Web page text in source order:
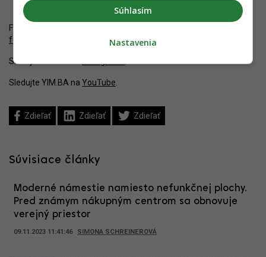
Fotografie z 17.4.2024. Pozrite si úravy verejných priestorov vo
fotoalbumoch
Sledujte YIM.BA na
Sledujte YIM.BA na YouTube
Zdieľať Zdieľať Zdieľať
Súvisiace články
Moderné námestie namiesto nefunkčnej plochy.
Pred známym nákupným centrom sa obnovuje
verejný priestor
09.11.2023 11:41:46 SIMONA SCHREINEROVÁ
Súhlasím
Nastavenia